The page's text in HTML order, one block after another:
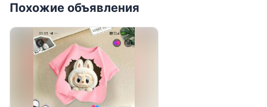
Похожие объявления